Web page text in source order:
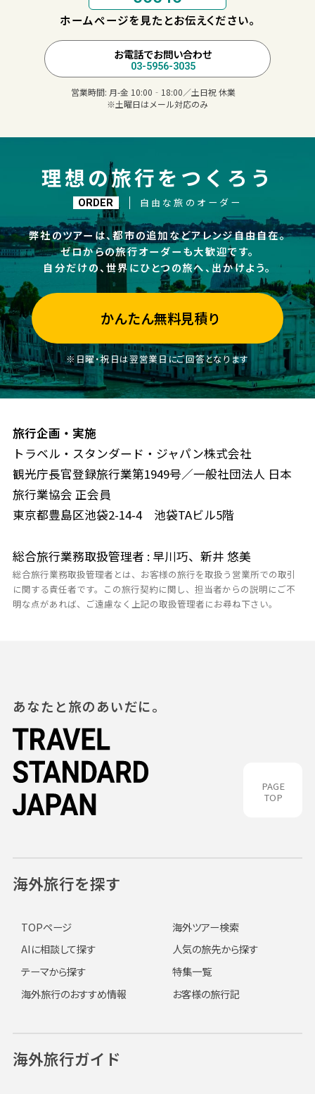
ホームページを見たとお伝えください。
お電話でお問い合わせ
03-5956-3035
営業時間: 月-金 10:00‐18:00／土日祝 休業
※土曜日はメール対応のみ
理想の旅行をつくろう
ORDER 自由な旅のオーダー
弊社のツアーは、都市の追加などアレンジ自由自在。
ゼロからの旅行オーダーも大歓迎です。
自分だけの、世界にひとつの旅へ、出かけよう。
かんたん無料見積り
※日曜・祝日は翌営業日にご回答となります
旅行企画・実施
トラベル・スタンダード・ジャパン株式会社
観光庁長官登録旅行業第1949号／一般社団法人 日本
旅行業協会 正会員
東京都豊島区池袋2-14-4 池袋TAビル5階
総合旅行業務取扱管理者 : 早川巧、新井 悠美
総合旅行業務取扱管理者とは、お客様の旅行を取扱う営業所での取引
に関する責任者です。この旅行契約に関し、担当者からの説明にご不
明な点があれば、ご遠慮なく上記の取扱管理者にお尋ね下さい。
PAGE
TOP
あなたと旅のあいだに。
海外旅行を探す
TOPページ
海外ツアー検索
AIに相談して探す
人気の旅先から探す
テーマから探す
特集一覧
海外旅行のおすすめ情報
お客様の旅行記
海外旅行ガイド